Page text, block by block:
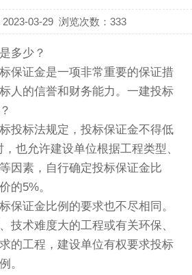
03-29 浏览次数：333
多少？
保证金是一项非常重要的保证措
人的信誉和财务能力。一建投标
投标法规定，投标保证金不得低
也允许建设单位根据工程类型、
因素，自行确定投标保证金比
的5%。
保证金比例的要求也不尽相同。
技术难度大的工程或有关环保、
的工程，建设单位有权要求投标
。